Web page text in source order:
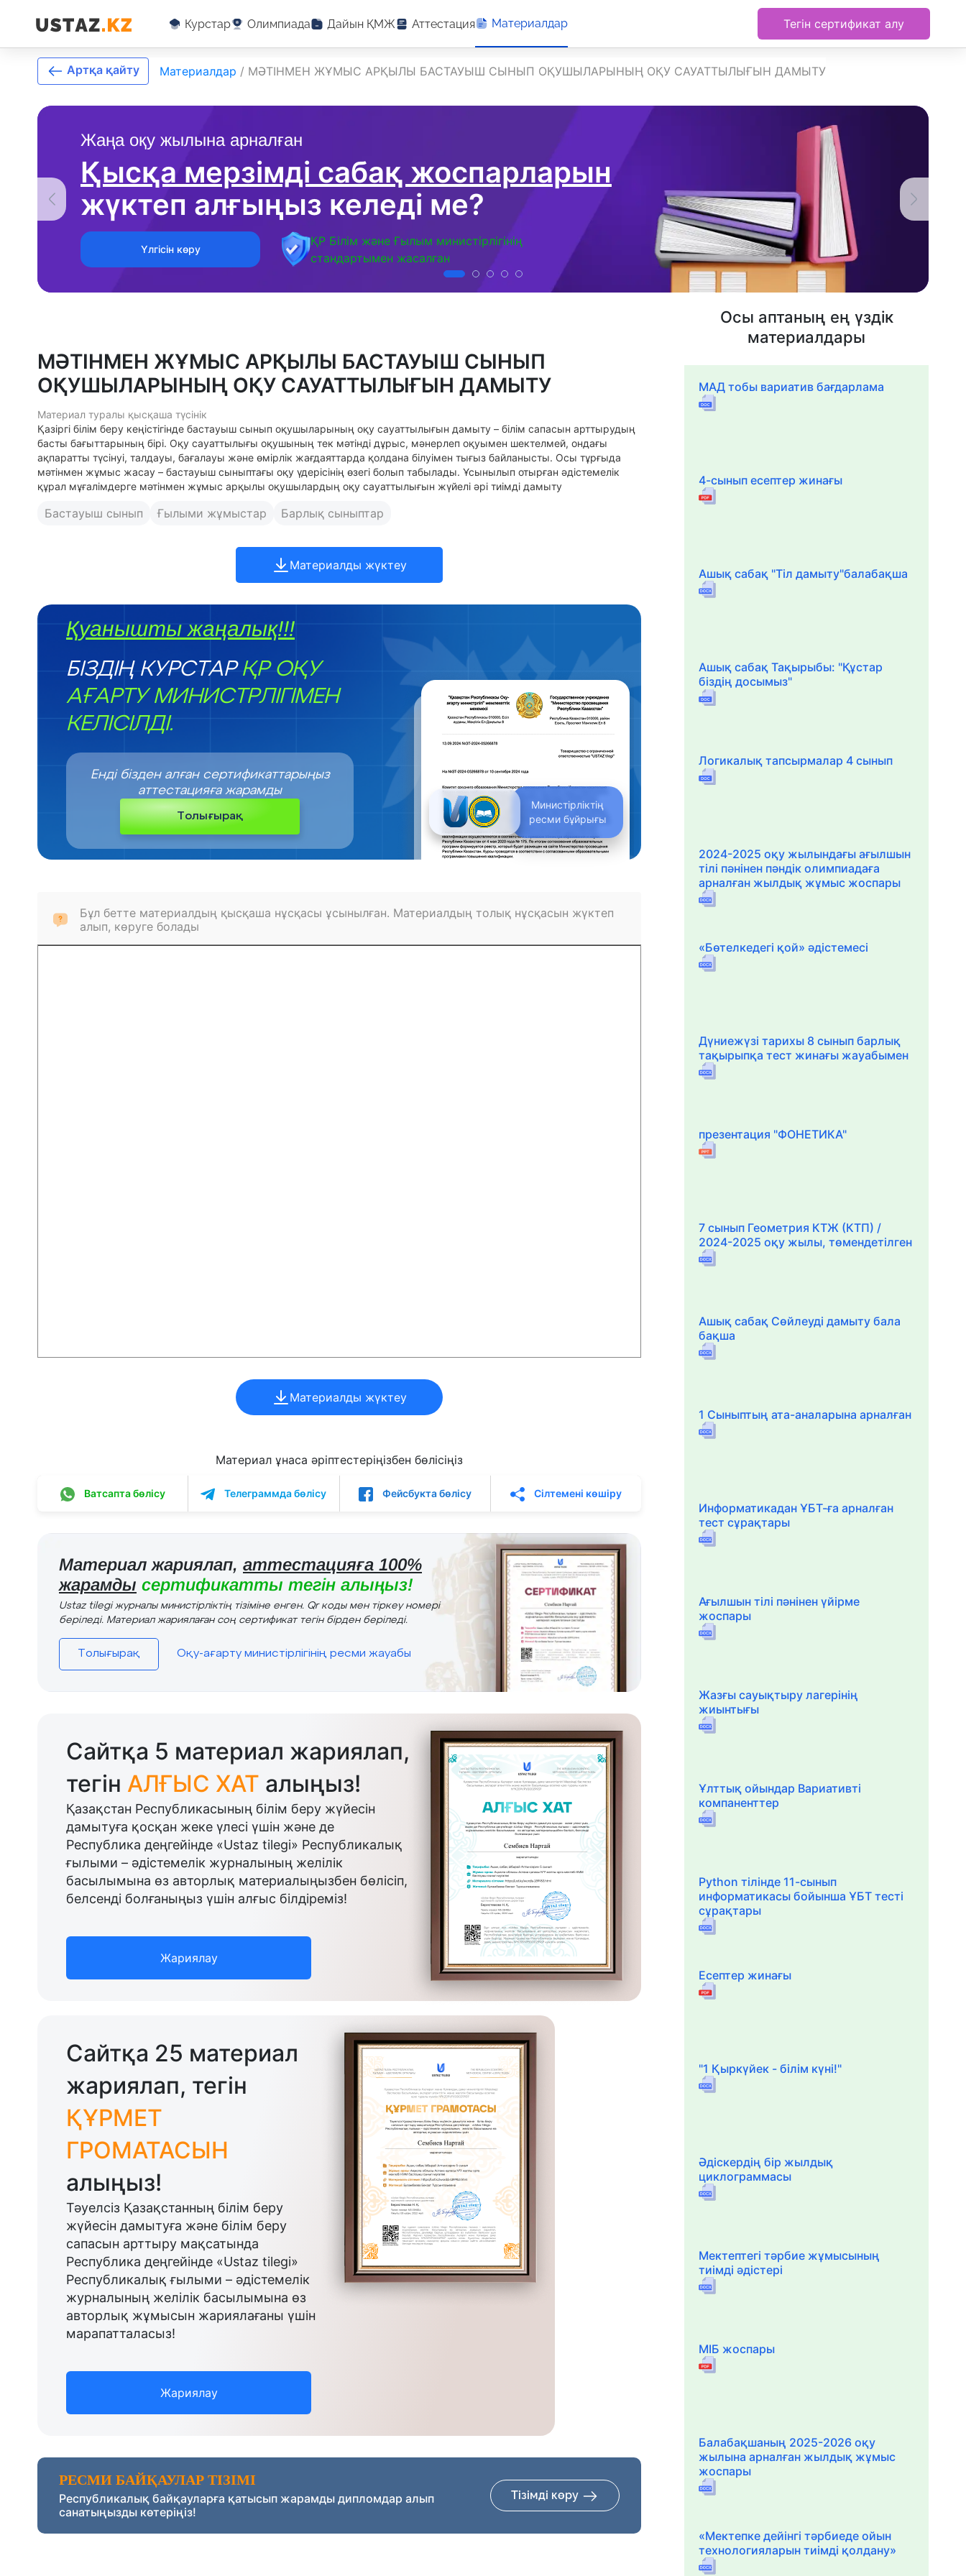
Курстар Олимпиада Дайын ҚМЖ Аттестация Материалдар Тегін сертификат алу
Жаңа оқу жылына арналған
Қысқа мерзімді сабақ жоспарларын
жүктеп алғыңыз келеді ме?
Үлгісін көру
ҚР Білім және Ғылым министірлігінің
стандартымен жасалған
Артқа қайту Материалдар / МӘТІНМЕН ЖҰМЫС АРҚЫЛЫ БАСТАУЫШ СЫНЫП ОҚУШЫЛАРЫНЫҢ ОҚУ САУАТТЫЛЫҒЫН ДАМЫТУ
МӘТІНМЕН ЖҰМЫС АРҚЫЛЫ БАСТАУЫШ СЫНЫП
ОҚУШЫЛАРЫНЫҢ ОҚУ САУАТТЫЛЫҒЫН ДАМЫТУ
Материал туралы қысқаша түсінік
Қазіргі білім беру кеңістігінде бастауыш сынып оқушыларының оқу сауаттылығын дамыту – білім сапасын арттырудың
басты бағыттарының бірі. Оқу сауаттылығы оқушының тек мәтінді дұрыс, мәнерлеп оқуымен шектелмей, ондағы
ақпаратты түсінуі, талдауы, бағалауы және өмірлік жағдаяттарда қолдана білуімен тығыз байланысты. Осы тұрғыда
мәтінмен жұмыс жасау – бастауыш сыныптағы оқу үдерісінің өзегі болып табылады. Ұсынылып отырған әдістемелік
құрал мұғалімдерге мәтінмен жұмыс арқылы оқушылардың оқу сауаттылығын жүйелі әрі тиімді дамыту
Бастауыш сынып Ғылыми жұмыстар Барлық сыныптар
Материалды жүктеу
Қуанышты жаңалық!!!
БІЗДІҢ КУРСТАР ҚР ОҚУ
АҒАРТУ МИНИСТРЛІГІМЕН
КЕЛІСІЛДІ.
Министірліктің
ресми бұйрығы
Енді бізден алған сертификаттарыңыз
аттестацияға жарамды
Толығырақ
Бұл бетте материалдың қысқаша нұсқасы ұсынылған. Материалдың толық нұсқасын жүктеп
алып, көруге болады
Материалды жүктеу
Материал ұнаса әріптестеріңізбен бөлісіңіз
Ватсапта бөлісу Телеграммда бөлісу Фейсбукта бөлісу Сілтемені көшіру
Материал жариялап, аттестацияға 100%
жарамды сертификатты тегін алыңыз!
Ustaz tilegi журналы министірліктің тізіміне енген. Qr коды мен тіркеу номері
беріледі. Материал жариялаған соң сертификат тегін бірден беріледі.
Толығырақ Оқу-ағарту министірлігінің ресми жауабы
Сайтқа 5 материал жариялап,
тегін АЛҒЫС ХАТ алыңыз!
Қазақстан Республикасының білім беру жүйесін
дамытуға қосқан жеке үлесі үшін және де
Республика деңгейінде «Ustaz tilegi» Республикалық
ғылыми – әдістемелік журналының желілік
басылымына өз авторлық материалыңызбен бөлісіп,
белсенді болғаныңыз үшін алғыс білдіреміз!
Жариялау
Сайтқа 25 материал
жариялап, тегін
ҚҰРМЕТ
ГРОМАТАСЫН
алыңыз!
Тәуелсіз Қазақстанның білім беру
жүйесін дамытуға және білім беру
сапасын арттыру мақсатында
Республика деңгейінде «Ustaz tilegi»
Республикалық ғылыми – әдістемелік
журналының желілік басылымына өз
авторлық жұмысын жариялағаны үшін
марапатталасыз!
Жариялау
РЕСМИ БАЙҚАУЛАР ТІЗІМІ
Республикалық байқауларға қатысып жарамды дипломдар алып
санатыңызды көтеріңіз!
Тізімді көру
Осы аптаның ең үздік
материалдары
МАД тобы вариатив бағдарлама
4-сынып есептер жинағы
Ашық сабақ "Тіл дамыту"балабақша
Ашық сабақ Тақырыбы: "Құстар
біздің досымыз"
Логикалық тапсырмалар 4 сынып
2024-2025 оқу жылындағы ағылшын
тілі пәнінен пәндік олимпиадаға
арналған жылдық жұмыс жоспары
«Бөтелкедегі қой» әдістемесі
Дүниежүзі тарихы 8 сынып барлық
тақырыпқа тест жинағы жауабымен
презентация "ФОНЕТИКА"
7 сынып Геометрия КТЖ (КТП) /
2024-2025 оқу жылы, төмендетілген
Ашық сабақ Сөйлеуді дамыту бала
бақша
1 Сыныптың ата-аналарына арналған
Информатикадан ҰБТ-ға арналған
тест сұрақтары
Ағылшын тілі пәнінен үйірме
жоспары
Жазғы сауықтыру лагерінің
жиынтығы
Ұлттық ойындар Вариативті
компаненттер
Python тілінде 11-сынып
информатикасы бойынша ҰБТ тесті
сұрақтары
Есептер жинағы
"1 Қыркүйек - білім күні!"
Әдіскердің бір жылдық
циклограммасы
Мектептегі тәрбие жұмысының
тиімді әдістері
МІБ жоспары
Балабақшаның 2025-2026 оқу
жылына арналған жылдық жұмыс
жоспары
«Мектепке дейінгі тәрбиеде ойын
технологияларын тиімді қолдану»